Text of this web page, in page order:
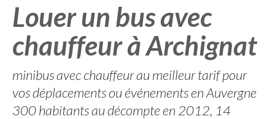
Louer un bus avec
chauffeur à Archignat
minibus avec chauffeur au meilleur tarif pour
vos déplacements ou événements en Auvergne
300 habitants au décompte en 2012, 14